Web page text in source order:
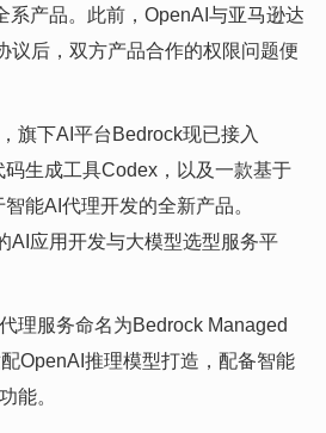
系产品。此前，OpenAI与亚马逊达
议后，双方产品合作的权限问题便
旗下AI平台Bedrock现已接入
生成工具Codex，以及一款基于
能AI代理开发的全新产品。
AI应用开发与大模型选型服务平
理服务命名为Bedrock Managed
OpenAI推理模型打造，配备智能
能。